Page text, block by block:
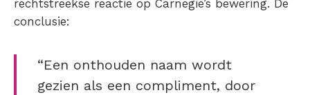
rechtstreekse reactie op Carnegie’s bewering. De
conclusie:
“Een onthouden naam wordt
gezien als een compliment, door